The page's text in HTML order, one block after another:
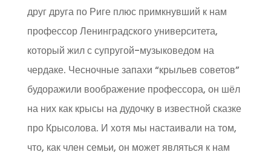
друг друга по Риге плюс примкнувший к нам
профессор Ленинградского университета,
который жил с супругой-музыковедом на
чердаке. Чесночные запахи “крыльев советов”
будоражили воображение профессора, он шёл
на них как крысы на дудочку в известной сказке
про Крысолова. И хотя мы настаивали на том,
что, как член семьи, он может являться к нам